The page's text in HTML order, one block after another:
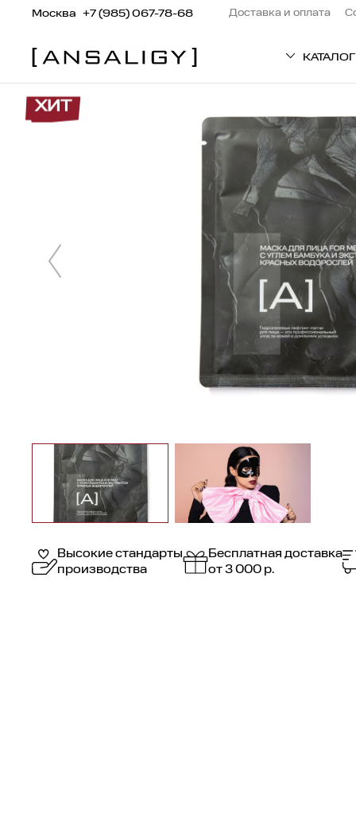
ХИТ
Высокие стандарты
производства
Бесплатная доставка
от 3 000 р.
Москва +7 (985) 067-78-68 Доставка и оплата
КАТАЛОГ
ТИП ТОВАРА
Патчи
Кремы
Средства для
Сыворотки
Маски
Пилинг
Средства для тела